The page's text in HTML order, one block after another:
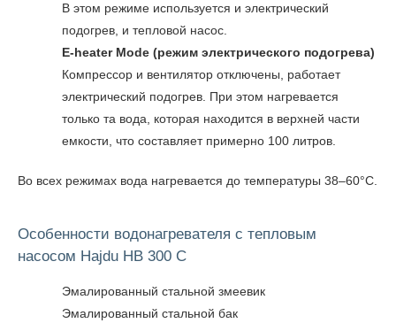
В этом режиме используется и электрический
подогрев, и тепловой насос.
E-heater Mode (режим электрического подогрева)
Компрессор и вентилятор отключены, работает
электрический подогрев. При этом нагревается
только та вода, которая находится в верхней части
емкости, что составляет примерно 100 литров.
Во всех режимах вода нагревается до температуры 38–60°C.
Особенности водонагревателя с тепловым
насосом Hajdu HB 300 C
Эмалированный стальной змеевик
Эмалированный стальной бак